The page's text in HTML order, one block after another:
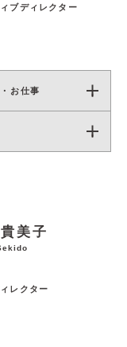
ブディレクター
お仕事
美子
レクター